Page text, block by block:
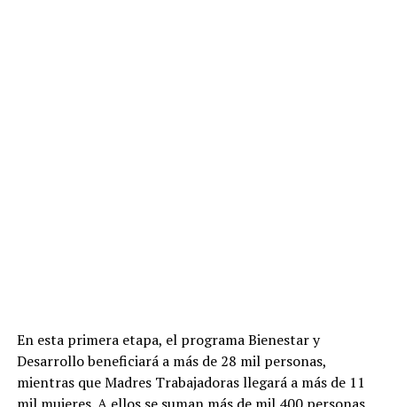
En esta primera etapa, el programa Bienestar y
Desarrollo beneficiará a más de 28 mil personas,
mientras que Madres Trabajadoras llegará a más de 11